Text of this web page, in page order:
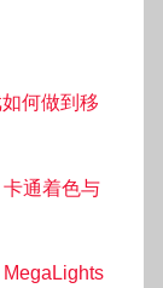
何做到移
通着色与
MegaLights